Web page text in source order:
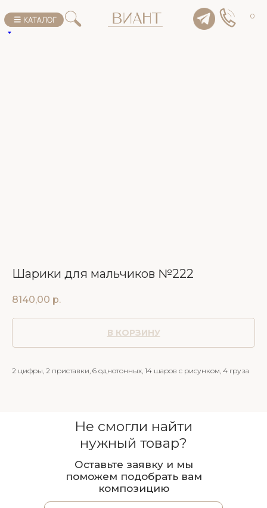
0
Шарики для мальчиков №222
8140,00 р.
В КОРЗИНУ
2 цифры, 2 приставки, 6 однотонных, 14 шаров с рисунком, 4 груза
Не смогли найти
нужный товар?
Оставьте заявку и мы
поможем подобрать вам
композицию